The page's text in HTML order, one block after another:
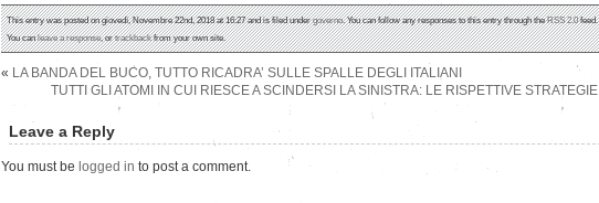
This entry was posted on giovedì, Novembre 22nd, 2018 at 16:27 and is filed undergoverno. You can follow any responses to this entry through theRSS 2.0feed.
You canleave a response, ortrackbackfrom your own site.
« LA BANDA DEL BUCO, TUTTO RICADRA’ SULLE SPALLE DEGLI ITALIANI
TUTTI GLI ATOMI IN CUI RIESCE A SCINDERSI LA SINISTRA: LE RISPETTIVE STRATEGIE
Leave a Reply
You must be logged in to post a comment.